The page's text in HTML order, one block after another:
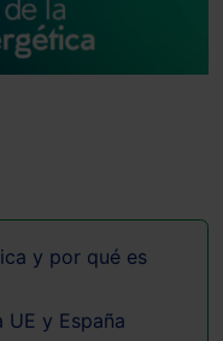
y por qué es
y España